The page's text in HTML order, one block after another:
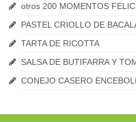
otros 200 MOMENTOS
PASTEL CRIOLLO DE
TARTA DE RICOTTA
SALSA DE BUTIFARRA Y
CONEJO CASERO